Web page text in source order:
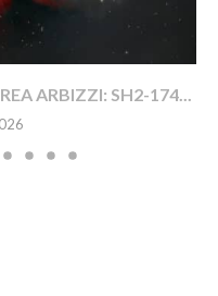
ARBIZZI: SH2-174...